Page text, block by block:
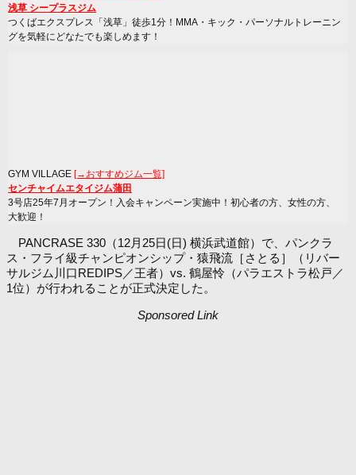
浅草 シープラスジム
つくばエクスプレス「浅草」徒歩1分！MMA・キック・パーソナルトレーニン
グを気軽にどなたでも楽しめます！
GYM VILLAGE [→おすすめジム一覧]
センチャイムエタイジム蒲田
3号店25年7月オープン！入会キャンペーン実施中！初心者の方、女性の方、
大歓迎！
PANCRASE 330（12月25日(日) 横浜武道館）で、パンクラ
ス・フライ級チャンピオンシップ・猿飛流［さとる］（リバー
サルジム川口REDIPS／王者）vs. 鶴屋怜（パラエストラ松戸／
1位）が行われることが正式決定した。
Sponsored Link